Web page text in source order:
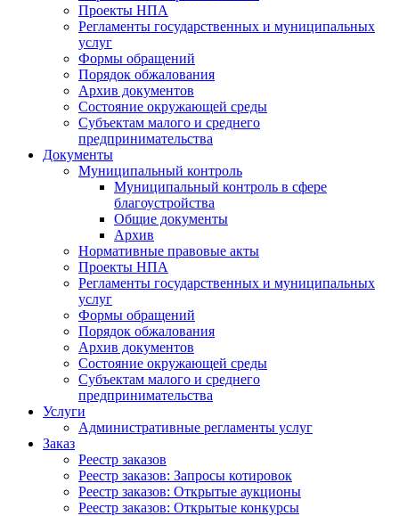
Проекты НПА
Регламенты государственных и муниципальных
услуг
Формы обращений
Порядок обжалования
Архив документов
Состояние окружающей среды
Субъектам малого и среднего
предпринимательства
Документы
Муниципальный контроль
Муниципальный контроль в сфере
благоустройства
Общие документы
Архив
Нормативные правовые акты
Проекты НПА
Регламенты государственных и муниципальных
услуг
Формы обращений
Порядок обжалования
Архив документов
Состояние окружающей среды
Субъектам малого и среднего
предпринимательства
Услуги
Административные регламенты услуг
Заказ
Реестр заказов
Реестр заказов: Запросы котировок
Реестр заказов: Открытые аукционы
Реестр заказов: Открытые конкурсы